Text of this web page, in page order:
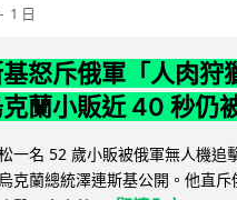
1 日
怒斥俄軍「人肉狩
蘭小販近 40 秒仍
一名 52 歲小販被俄軍無人機追
克蘭總統澤連斯基公開。他直